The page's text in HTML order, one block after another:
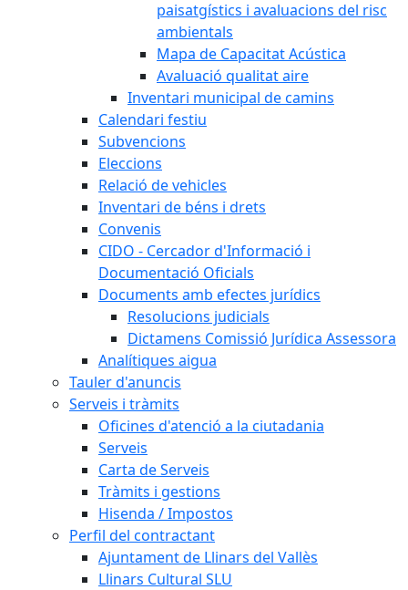
paisatgístics i avaluacions del risc
ambientals
Mapa de Capacitat Acústica
Avaluació qualitat aire
Inventari municipal de camins
Calendari festiu
Subvencions
Eleccions
Relació de vehicles
Inventari de béns i drets
Convenis
CIDO - Cercador d'Informació i
Documentació Oficials
Documents amb efectes jurídics
Resolucions judicials
Dictamens Comissió Jurídica Assessora
Analítiques aigua
Tauler d'anuncis
Serveis i tràmits
Oficines d'atenció a la ciutadania
Serveis
Carta de Serveis
Tràmits i gestions
Hisenda / Impostos
Perfil del contractant
Ajuntament de Llinars del Vallès
Llinars Cultural SLU